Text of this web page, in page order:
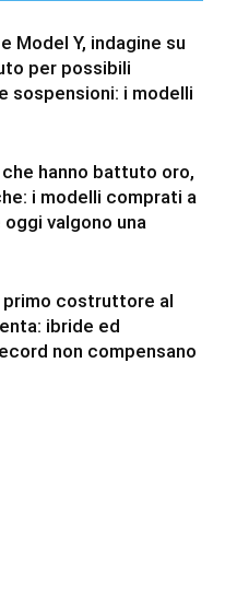
Model Y, indagine su
per possibili
sospensioni: i modelli
hanno battuto oro,
i modelli comprati a
valgono una
costruttore al
ibride ed
non compensano